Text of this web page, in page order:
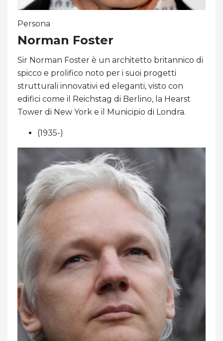
Persona
Norman Foster
Sir Norman Foster è un architetto britannico di
spicco e prolifico noto per i suoi progetti
strutturali innovativi ed eleganti, visto con
edifici come il Reichstag di Berlino, la Hearst
Tower di New York e il Municipio di Londra.
(1935-)